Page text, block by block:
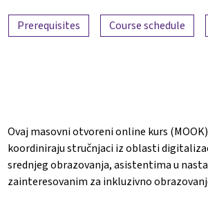
Prerequisites Course schedule
Ovaj masovni otvoreni online kurs
koordiniraju stručnjaci iz oblasti
srednjeg obrazovanja, asistentima u
zainteresovanim za inkluzivno